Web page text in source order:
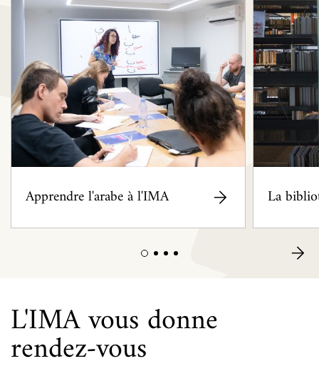
Apprendre l'arabe à l'IMA La
L'IMA vous donne
rendez-vous